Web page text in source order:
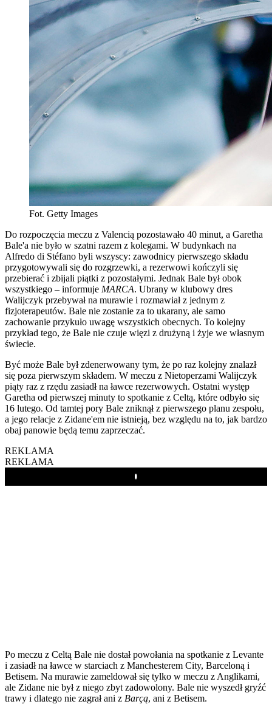
Fot. Getty Images
Do rozpoczęcia meczu z Valencią pozostawało 40 minut, a Garetha
Bale'a nie było w szatni razem z kolegami. W budynkach na
Alfredo di Stéfano byli wszyscy: zawodnicy pierwszego składu
przygotowywali się do rozgrzewki, a rezerwowi kończyli się
przebierać i zbijali piątki z pozostałymi. Jednak Bale był obok
wszystkiego – informuje MARCA. Ubrany w klubowy dres
Walijczyk przebywał na murawie i rozmawiał z jednym z
fizjoterapeutów. Bale nie zostanie za to ukarany, ale samo
zachowanie przykuło uwagę wszystkich obecnych. To kolejny
przykład tego, że Bale nie czuje więzi z drużyną i żyje we własnym
świecie.
Być może Bale był zdenerwowany tym, że po raz kolejny znalazł
się poza pierwszym składem. W meczu z Nietoperzami Walijczyk
piąty raz z rzędu zasiadł na ławce rezerwowych. Ostatni występ
Garetha od pierwszej minuty to spotkanie z Celtą, które odbyło się
16 lutego. Od tamtej pory Bale zniknął z pierwszego planu zespołu,
a jego relacje z Zidane'em nie istnieją, bez względu na to, jak bardzo
obaj panowie będą temu zaprzeczać.
REKLAMA
REKLAMA
Play
Po meczu z Celtą Bale nie dostał powołania na spotkanie z Levante
i zasiadł na ławce w starciach z Manchesterem City, Barceloną i
Betisem. Na murawie zameldował się tylko w meczu z Anglikami,
ale Zidane nie był z niego zbyt zadowolony. Bale nie wyszedł gryźć
trawy i dlatego nie zagrał ani z Barçą, ani z Betisem.